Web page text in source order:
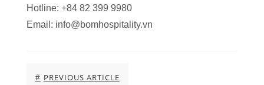
Hotline: +84 82 399 9980
Email: info@bomhospitality.vn
# PREVIOUS ARTICLE